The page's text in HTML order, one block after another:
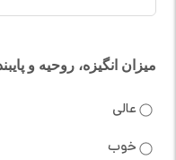
میزان انگیزه، روحیه و
عالی
خوب